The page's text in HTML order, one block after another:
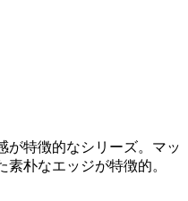
が特徴的なシリーズ。マッ
素朴なエッジが特徴的。